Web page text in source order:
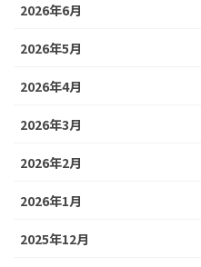
2026年6月
2026年5月
2026年4月
2026年3月
2026年2月
2026年1月
2025年12月